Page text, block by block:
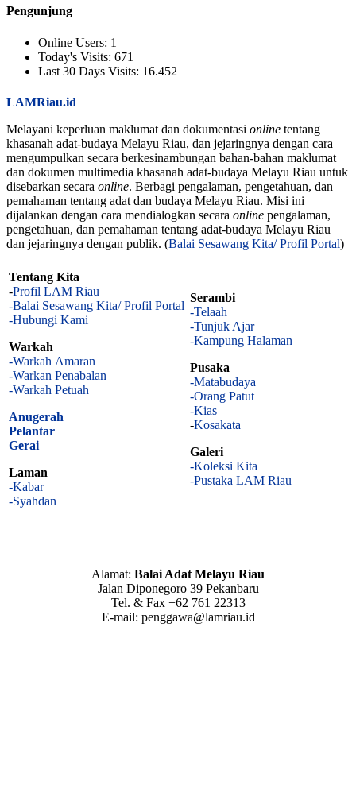
Pengunjung
Online Users: 1
Today's Visits: 671
Last 30 Days Visits: 16.452
LAMRiau.id
Melayani keperluan maklumat dan dokumentasi online tentang
khasanah adat-budaya Melayu Riau, dan jejaringnya dengan cara
mengumpulkan secara berkesinambungan bahan-bahan maklumat
dan dokumen multimedia khasanah adat-budaya Melayu Riau untuk
disebarkan secara online. Berbagi pengalaman, pengetahuan, dan
pemahaman tentang adat dan budaya Melayu Riau. Misi ini
dijalankan dengan cara mendialogkan secara online pengalaman,
pengetahuan, dan pemahaman tentang adat-budaya Melayu Riau
dan jejaringnya dengan publik. (Balai Sesawang Kita/ Profil Portal)
Tentang Kita
-Profil LAM Riau
-Balai Sesawang Kita/ Profil Portal
-Hubungi Kami
Warkah
-Warkah Amaran
-Warkan Penabalan
-Warkah Petuah
Anugerah
Pelantar
Gerai
Laman
-Kabar
-Syahdan
Serambi
-Telaah
-Tunjuk Ajar
-Kampung Halaman
Pusaka
-Matabudaya
-Orang Patut
-Kias
-Kosakata
Galeri
-Koleksi Kita
-Pustaka LAM Riau
Alamat: Balai Adat Melayu Riau
Jalan Diponegoro 39 Pekanbaru
Tel. & Fax +62 761 22313
E-mail: penggawa@lamriau.id